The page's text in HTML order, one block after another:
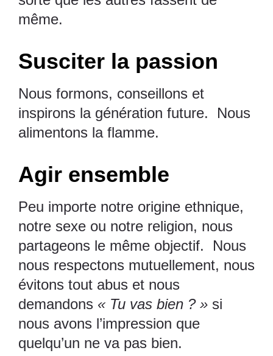
même.
Susciter la passion
Nous formons, conseillons et
inspirons la génération future. Nous
alimentons la flamme.
Agir ensemble
Peu importe notre origine ethnique,
notre sexe ou notre religion, nous
partageons le même objectif. Nous
nous respectons mutuellement, nous
évitons tout abus et nous
demandons « Tu vas bien ? » si
nous avons l’impression que
quelqu’un ne va pas bien.